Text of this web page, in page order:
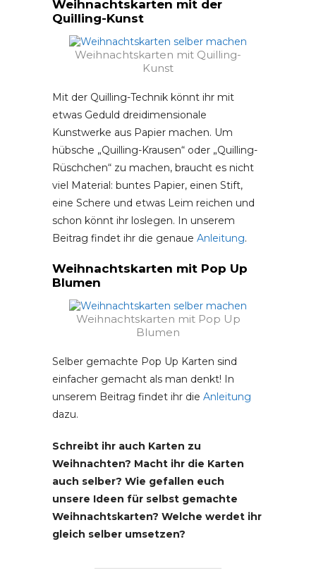
Weihnachtskarten mit der
Quilling-Kunst
Weihnachtskarten mit Quilling-
Kunst
Mit der Quilling-Technik könnt ihr mit
etwas Geduld dreidimensionale
Kunstwerke aus Papier machen. Um
hübsche „Quilling-Krausen“ oder „Quilling-
Rüschchen“ zu machen, braucht es nicht
viel Material: buntes Papier, einen Stift,
eine Schere und etwas Leim reichen und
schon könnt ihr loslegen. In unserem
Beitrag findet ihr die genaue Anleitung.
Weihnachtskarten mit Pop Up
Blumen
Weihnachtskarten mit Pop Up
Blumen
Selber gemachte Pop Up Karten sind
einfacher gemacht als man denkt! In
unserem Beitrag findet ihr die Anleitung
dazu.
Schreibt ihr auch Karten zu
Weihnachten? Macht ihr die Karten
auch selber? Wie gefallen euch
unsere Ideen für selbst gemachte
Weihnachtskarten? Welche werdet ihr
gleich selber umsetzen?